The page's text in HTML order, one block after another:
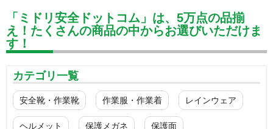
「ミドリ安全ドットコム」は、5万点の品揃
え！たくさんの商品の中からお選びいただけま
す！
カテゴリ一覧
安全靴・作業靴 作業服・作業着 レインウェア
ヘルメット 保護メガネ 保護面